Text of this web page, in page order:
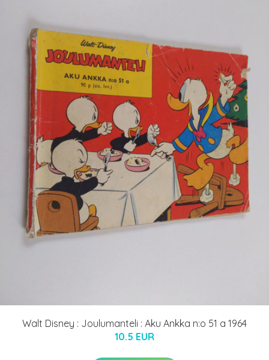
Walt Disney : Joulumanteli : Aku Ankka n:o 51 a 1964
10.5 EUR